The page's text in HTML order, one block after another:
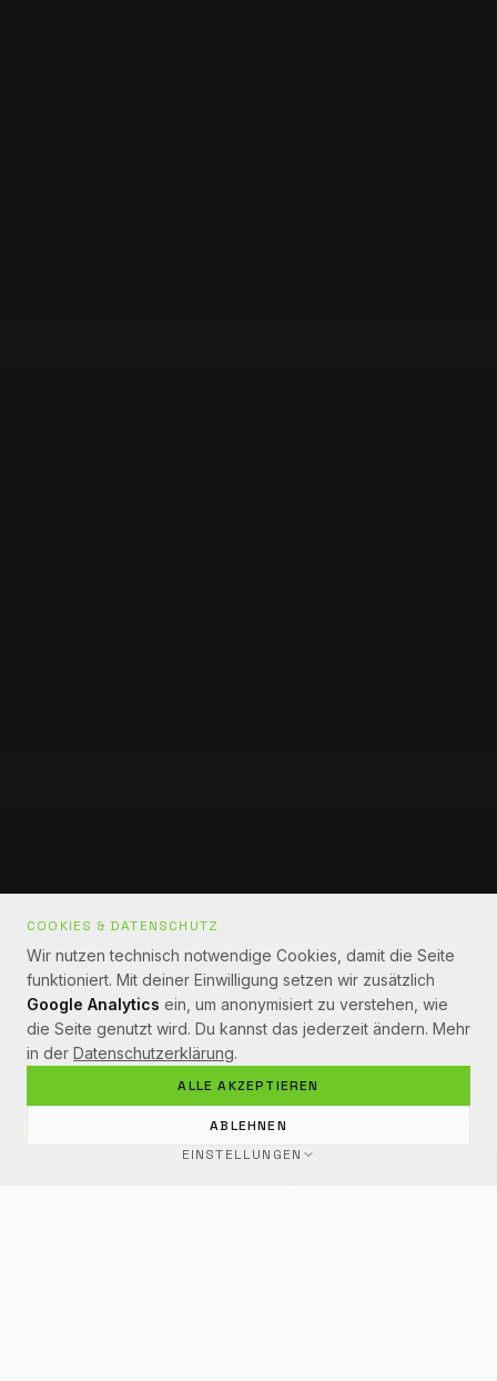
COOKIES & DATENSCHUTZ
Wir nutzen technisch notwendige Cookies, damit die Seite
funktioniert. Mit deiner Einwilligung setzen wir zusätzlich
Google Analytics ein, um anonymisiert zu verstehen, wie
die Seite genutzt wird. Du kannst das jederzeit ändern. Mehr
in der Datenschutzerklärung.
ALLE AKZEPTIEREN
ABLEHNEN
EINSTELLUNGEN